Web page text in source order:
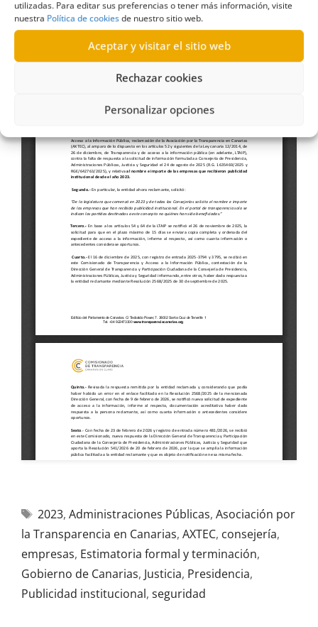
utilizadas. Para editar sus preferencias o tener más información, visite
nuestra Política de cookiesde nuestro sitio web.
Aceptar y visitar el sitio web
Rechazar cookies
Personalizar opciones
2023, Administraciones Públicas, Asociación por
la Transparencia en Canarias, AXTEC, consejería,
empresas, Estimatoria formal y terminación,
Gobierno de Canarias, Justicia, Presidencia,
Publicidad institucional, seguridad